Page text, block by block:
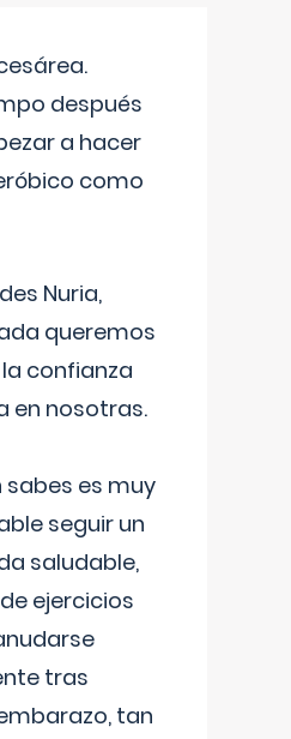
después
a hacer
como
Nuria,
queremos
confianza
en nosotras.
es muy
seguir un
saludable,
ejercicios
tras
tan